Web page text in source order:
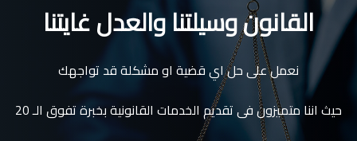
القانون وسيلتنا والعدل غايتنا
نعمل على حل اي قضية او مشكلة قد تواجهك
حيث اننا متميزون فى تقديم الخدمات القانونية بخبرة تفوق الـ 20